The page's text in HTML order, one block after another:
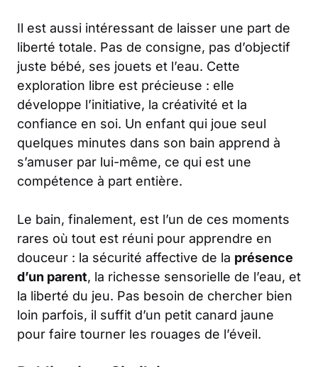
Il est aussi intéressant de laisser une part de
liberté totale. Pas de consigne, pas d’objectif
juste bébé, ses jouets et l’eau. Cette
exploration libre est précieuse : elle
développe l’initiative, la créativité et la
confiance en soi. Un enfant qui joue seul
quelques minutes dans son bain apprend à
s’amuser par lui-même, ce qui est une
compétence à part entière.
Le bain, finalement, est l’un de ces moments
rares où tout est réuni pour apprendre en
douceur : la sécurité affective de la présence
d’un parent, la richesse sensorielle de l’eau, et
la liberté du jeu. Pas besoin de chercher bien
loin parfois, il suffit d’un petit canard jaune
pour faire tourner les rouages de l’éveil.